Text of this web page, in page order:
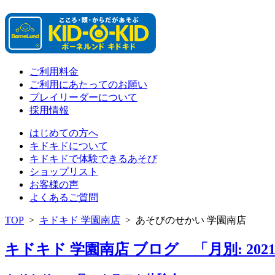
ご利用料金
ご利用にあたってのお願い
プレイリーダーについて
採用情報
はじめての方へ
キドキドについて
キドキドで体験できるあそび
ショップリスト
お客様の声
よくあるご質問
TOP > キドキド 学園南店 > あそびのせかい 学園南店
キドキド 学園南店 ブログ 「月別: 2021